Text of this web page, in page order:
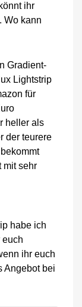
ihr
Wo kann
Gradient-
Lightstrip
für
heller als
der teurere
mit sehr
habe ich
euch
ihr euch
Angebot bei